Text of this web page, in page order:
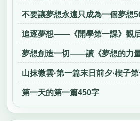
不要讓夢想永遠只成為一個夢想
追逐夢想——《開學第一課》觀
夢想創造一切——讀《夢想的力
山抹微雲·第一篇末日前夕·楔子
第一天的第一篇450字